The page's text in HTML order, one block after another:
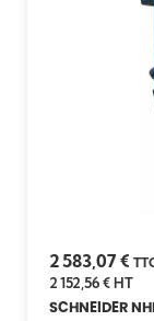
2 583,07 €
2 152,56 €HT
SCHNEIDER